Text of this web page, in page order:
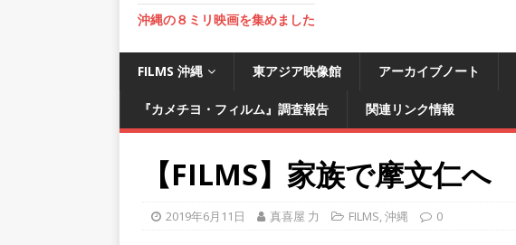
沖縄の８ミリ映画を集めました
FILMS 沖縄 東アジア映像館 アーカイブノート
『カメチヨ・フィルム』調査報告 関連リンク情報
【FILMS】家族で摩文仁へ
2019年6月11日 真喜屋 力 FILMS,沖縄 0